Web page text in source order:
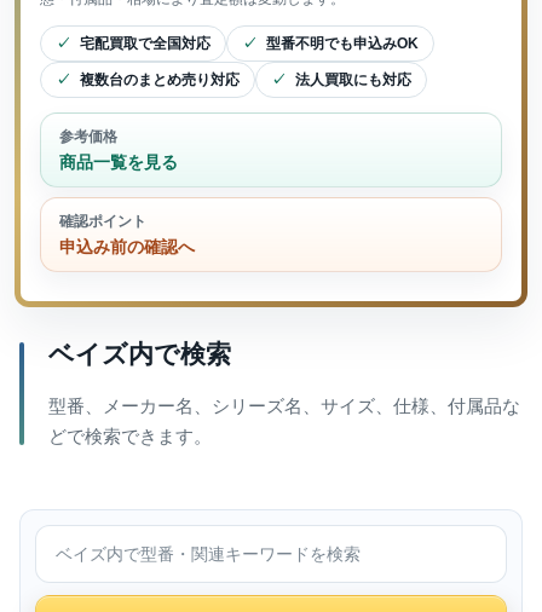
宅配買取で全国対応 型番不明でも申込みOK
複数台のまとめ売り対応 法人買取にも対応
参考価格
商品一覧を見る
確認ポイント
申込み前の確認へ
ベイズ内で検索
型番、メーカー名、シリーズ名、サイズ、仕様、付属品な
どで検索できます。
ベイズ内で検索